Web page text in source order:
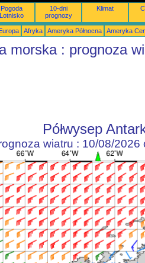
Pogoda
Lotnisko
10-dni
prognozy
Klimat
Afryka Ameryka Północna Ameryka
morska : prognoza
Półwysep
wiatru : 10/08/2026